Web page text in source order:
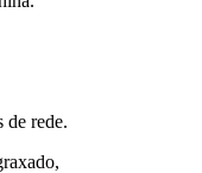
de rede.